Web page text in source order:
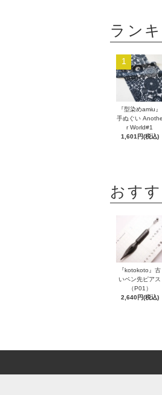
ラン
1
『型染めamiu』
手ぬぐい Anothe
r World#1
1,601円(税込)
おす
『kotokoto』古
いペン先ピアス
（P01）
2,640円(税込)